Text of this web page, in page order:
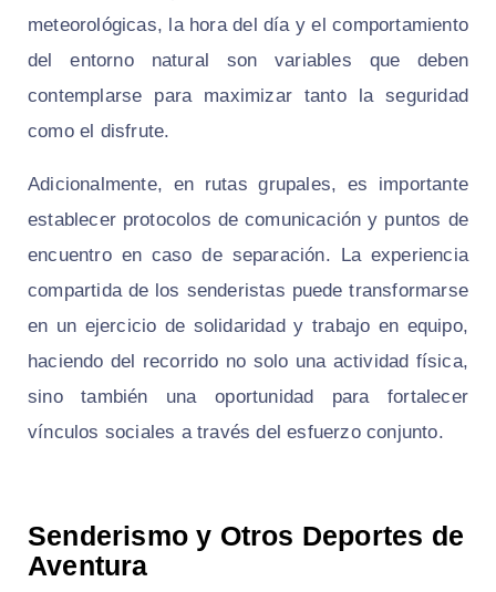
meteorológicas, la hora del día y el comportamiento
del entorno natural son variables que deben
contemplarse para maximizar tanto la seguridad
como el disfrute.
Adicionalmente, en rutas grupales, es importante
establecer protocolos de comunicación y puntos de
encuentro en caso de separación. La experiencia
compartida de los senderistas puede transformarse
en un ejercicio de solidaridad y trabajo en equipo,
haciendo del recorrido no solo una actividad física,
sino también una oportunidad para fortalecer
vínculos sociales a través del esfuerzo conjunto.
Senderismo y Otros Deportes de
Aventura